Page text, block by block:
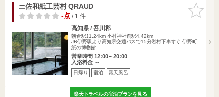
お気に入
りに追加
土佐和紙工芸村 QRAUD
-点/ 1 件
高知県 / 吾川郡
朝倉駅11.24km 小村神社前駅4.42km
JR伊野駅より高知県交通バスで15分岩村下車すぐ 伊野町
紙の博物館…
営業時間 12:00～20:00
入浴料金 ～
日帰り 宿泊 露天風呂
楽天トラベルの宿泊プランを見る